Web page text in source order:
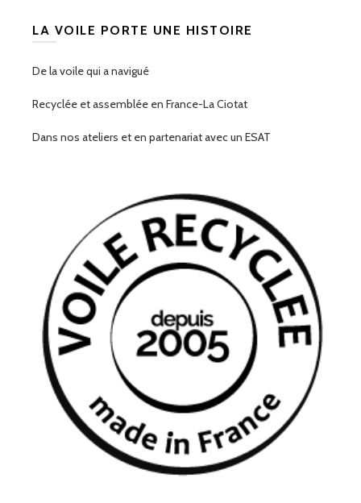
LA VOILE PORTE UNE HISTOIRE
De la voile qui a navigué
Recyclée et assemblée en France-La Ciotat
Dans nos ateliers et en partenariat avec un ESAT